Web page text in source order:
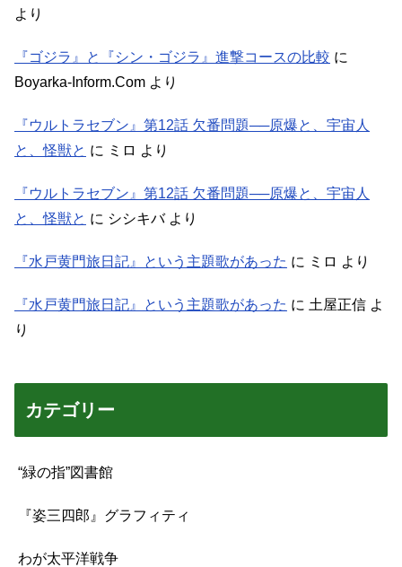
より
『ゴジラ』と『シン・ゴジラ』進撃コースの比較 に
Boyarka-Inform.Com より
『ウルトラセブン』第12話 欠番問題──原爆と、宇宙人
と、怪獣と に ミロ より
『ウルトラセブン』第12話 欠番問題──原爆と、宇宙人
と、怪獣と に シシキバより
『水戸黄門旅日記』という主題歌があった に ミロ より
『水戸黄門旅日記』という主題歌があった に 土屋正信 よ
り
カテゴリー
“緑の指”図書館
『姿三四郎』グラフィティ
わが太平洋戦争